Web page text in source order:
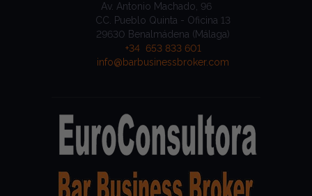
Av. Antonio Machado, 96
CC. Pueblo Quinta - Oficina 13
29630 Benalmádena (Málaga)
+34 653 833 601
info@barbusinessbroker.com